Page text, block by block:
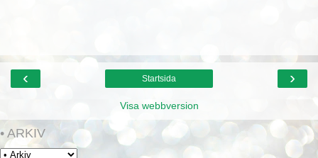
‹ ›
Startsida
Visa webbversion
• ARKIV